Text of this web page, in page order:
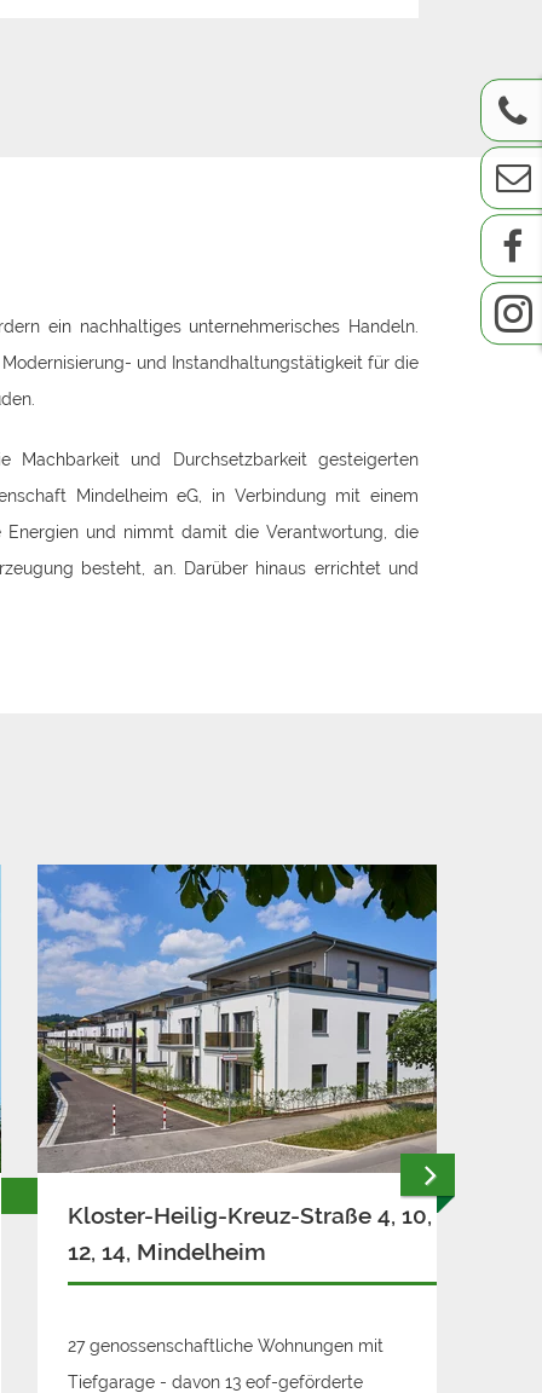
ein nachhaltiges unternehmerisches Handeln.
und Instandhaltungstätigkeit für die
und Durchsetzbarkeit gesteigerten
Mindelheim eG, in Verbindung mit einem
Energien und nimmt damit die Verantwortung, die
besteht, an. Darüber hinaus errichtet und
Kloster-Heilig-Kreuz-Straße 4, 10,
12, 14, Mindelheim
27 genossenschaftliche Wohnungen mit
Tiefgarage - davon 13 eof-geförderte